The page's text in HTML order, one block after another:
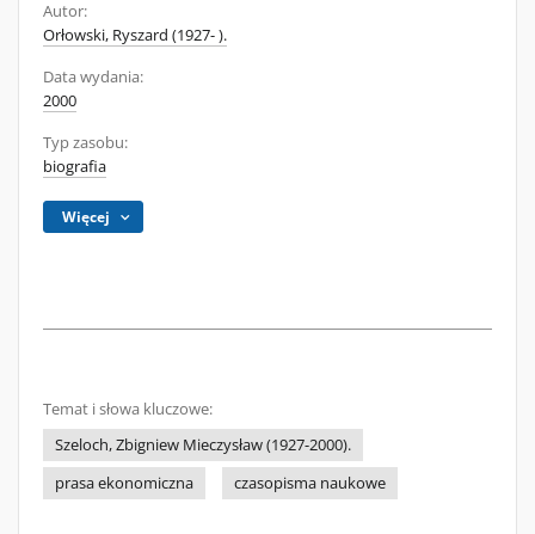
Autor:
Orłowski, Ryszard (1927- ).
Data wydania:
2000
Typ zasobu:
biografia
Więcej
Temat i słowa kluczowe:
Szeloch, Zbigniew Mieczysław (1927-2000).
prasa ekonomiczna
czasopisma naukowe